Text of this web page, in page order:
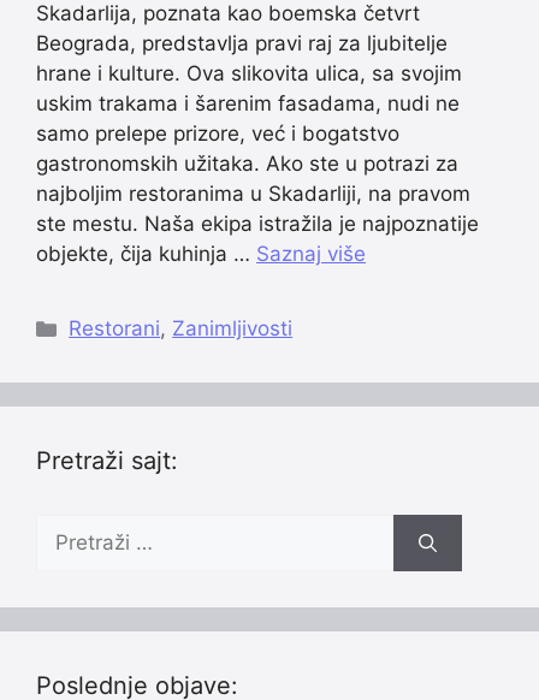
Skadarlija, poznata kao boemska četvrt
Beograda, predstavlja pravi raj za ljubitelje
hrane i kulture. Ova slikovita ulica, sa svojim
uskim trakama i šarenim fasadama, nudi ne
samo prelepe prizore, već i bogatstvo
gastronomskih užitaka. Ako ste u potrazi za
najboljim restoranima u Skadarliji, na pravom
ste mestu. Naša ekipa istražila je najpoznatije
objekte, čija kuhinja … Saznaj više
Categories
Restorani, Zanimljivosti
Pretraži sajt:
Pretraži:
Poslednje objave: